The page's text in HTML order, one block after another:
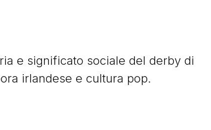
e significato sociale del derby di
irlandese e cultura pop.